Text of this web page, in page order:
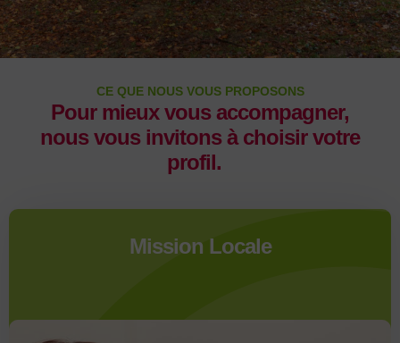
CE QUE NOUS VOUS PROPOSONS
Pour mieux vous accompagner,
nous vous invitons à choisir votre
profil.
Mission Locale